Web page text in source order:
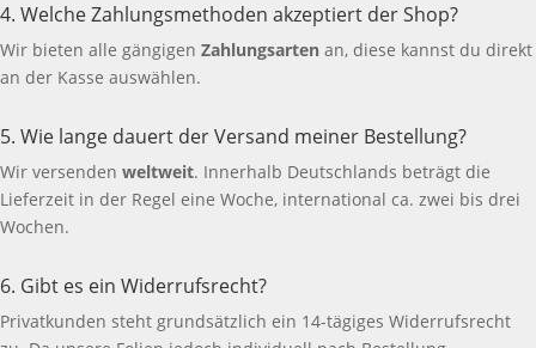
4. Welche Zahlungsmethoden akzeptiert der Shop?
Wir bieten alle gängigen Zahlungsarten an, diese kannst du direkt
an der Kasse auswählen.
5. Wie lange dauert der Versand meiner Bestellung?
Wir versenden weltweit. Innerhalb Deutschlands beträgt die
Lieferzeit in der Regel eine Woche, international ca. zwei bis drei
Wochen.
6. Gibt es ein Widerrufsrecht?
Privatkunden steht grundsätzlich ein 14-tägiges Widerrufsrecht